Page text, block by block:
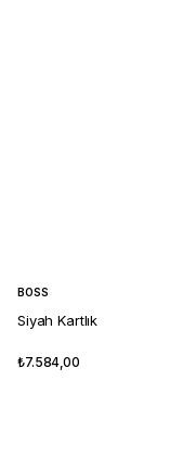
BOSS
Siyah Kartlık
₺7.584,00